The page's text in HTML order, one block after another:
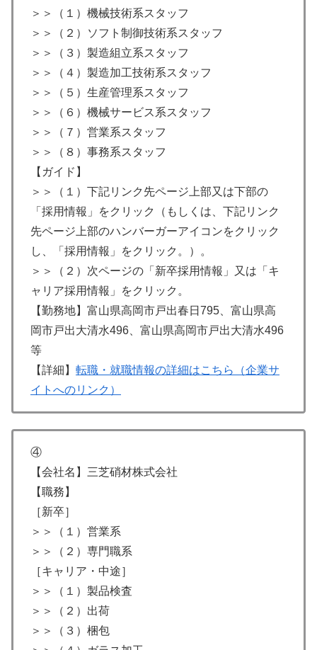
＞＞（１）機械技術系スタッフ
＞＞（２）ソフト制御技術系スタッフ
＞＞（３）製造組立系スタッフ
＞＞（４）製造加工技術系スタッフ
＞＞（５）生産管理系スタッフ
＞＞（６）機械サービス系スタッフ
＞＞（７）営業系スタッフ
＞＞（８）事務系スタッフ
【ガイド】
＞＞（１）下記リンク先ページ上部又は下部の
「採用情報」をクリック（もしくは、下記リンク
先ページ上部のハンバーガーアイコンをクリック
し、「採用情報」をクリック。）。
＞＞（２）次ページの「新卒採用情報」又は「キ
ャリア採用情報」をクリック。
【勤務地】富山県高岡市戸出春日795、富山県高
岡市戸出大清水496、富山県高岡市戸出大清水496
等
【詳細】 転職・就職情報の詳細はこちら（企業サ
イトへのリンク）
④
【会社名】三芝硝材株式会社
【職務】
［新卒］
＞＞（１）営業系
＞＞（２）専門職系
［キャリア・中途］
＞＞（１）製品検査
＞＞（２）出荷
＞＞（３）梱包